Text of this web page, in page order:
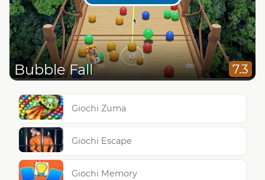
Bubble Fall 7.3
Giochi Zuma
Giochi Escape
Giochi Memory